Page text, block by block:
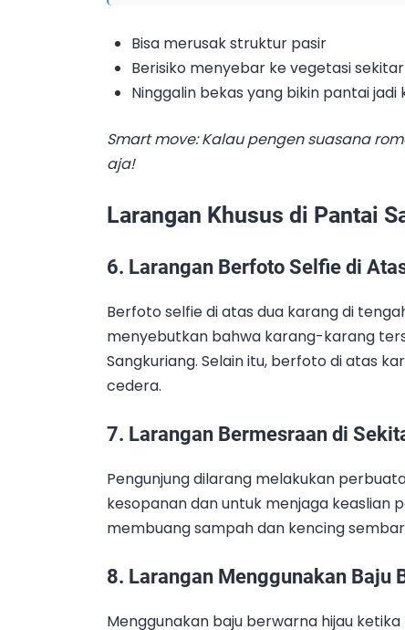
Bisa merusak struktur pasir
Berisiko menyebar ke vegetasi sekitar
Ninggalin bekas yang bikin pantai
Smart move: Kalau pengen suasana
aja!
Larangan Khusus di Pantai
6. Larangan Berfoto Selfie di
Berfoto selfie di atas dua karang di
menyebutkan bahwa karang-karang
Sangkuriang. Selain itu, berfoto di atas
cedera.
7. Larangan Bermesraan di
Pengunjung dilarang melakukan
kesopanan dan untuk menjaga keaslian
membuang sampah dan kencing
8. Larangan Menggunakan Baju
Menggunakan baju berwarna hijau